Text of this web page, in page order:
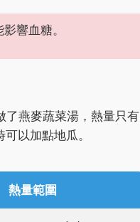
響血糖。
了燕麥蔬菜湯，熱量只有
以加點地瓜。
熱量範圍